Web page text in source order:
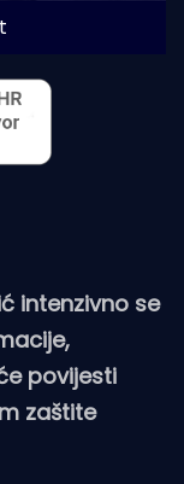
intenzivno se
povijesti
zaštite